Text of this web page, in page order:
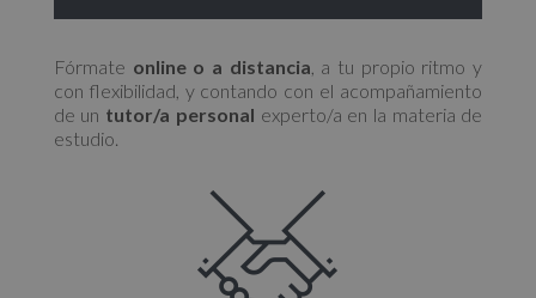
Fórmate online o a distancia , a tu propio ritmo y
con flexibilidad, y contando con el acompañamiento
de un tutor/a personal experto/a en la materia de
estudio.